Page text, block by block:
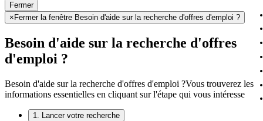
Fermer
× Fermer la fenêtre Besoin d'aide sur la recherche d'offres d'emploi ?
Besoin d'aide sur la recherche d'offres
d'emploi ?
Besoin d'aide sur la recherche d'offres d'emploi ?Vous trouverez les
informations essentielles en cliquant sur l'étape qui vous intéresse
1. Lancer votre recherche